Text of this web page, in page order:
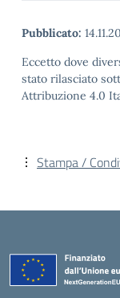
Pubblicato:
Eccetto dove
stato rilasciato
Attribuzione 4.0
Stampa /